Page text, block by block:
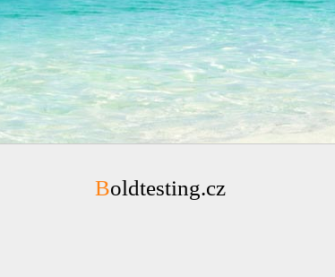
Boldtesting.cz